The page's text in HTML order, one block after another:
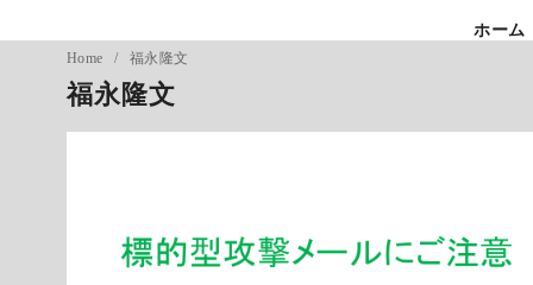
ホーム
Home 福永隆文
福永隆文